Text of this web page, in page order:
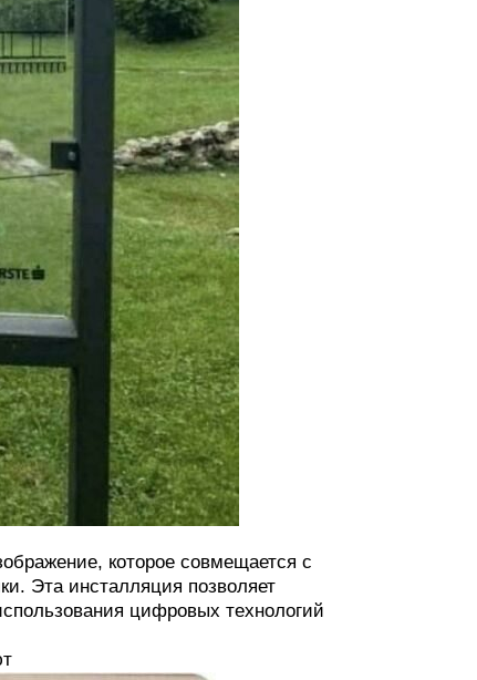
которое совмещается с
Эта инсталляция позволяет
цифровых технологий